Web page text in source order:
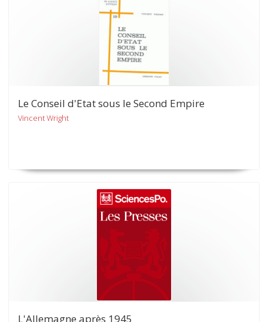
Le Conseil d'Etat sous le Second Empire
Vincent Wright
L'Allemagne après 1945